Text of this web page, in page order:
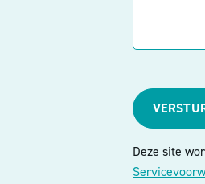
Deze site